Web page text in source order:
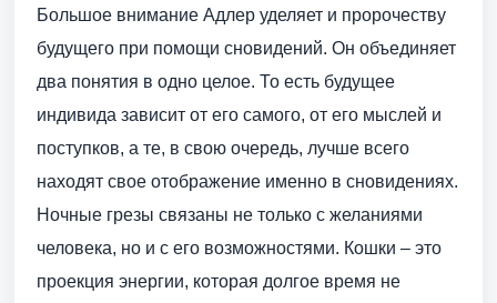
Большое внимание Адлер уделяет и пророчеству
будущего при помощи сновидений. Он объединяет
два понятия в одно целое. То есть будущее
индивида зависит от его самого, от его мыслей и
поступков, а те, в свою очередь, лучше всего
находят свое отображение именно в сновидениях.
Ночные грезы связаны не только с желаниями
человека, но и с его возможностями. Кошки – это
проекция энергии, которая долгое время не